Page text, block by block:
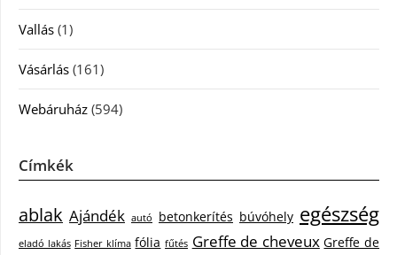
Vallás (1)
Vásárlás (161)
Webáruház (594)
Címkék
ablak Ajándék autó betonkerítés búvóhely egészség
eladó lakás Fisher klíma fólia fűtés Greffe de cheveux Greffe de